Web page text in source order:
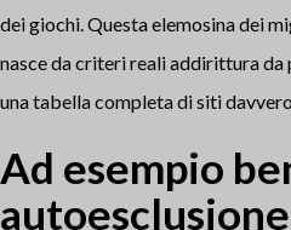
dei giochi. Questa elemosina dei
nasce da criteri reali addirittura
una tabella completa di siti
Ad esempio